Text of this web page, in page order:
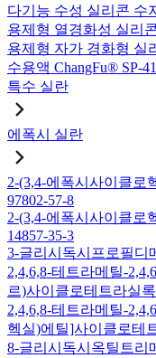
다기능 수성 실리콘 수
용제형 열경화성 실리
용제형 자가 경화형 실
수용액 ChangFu® SP-
특수 실란
에폭시 실란
2-(3,4-에폭시사이클로
97802-57-8
2-(3,4-에폭시사이클로
14857-35-3
3-글리시독시프로필디
2,4,6,8-테트라메틸-
르)사이클로테트라실
2,4,6,8-테트라메틸-
헥실)에틸]사이클로테
8-글리시독시옥틸트리